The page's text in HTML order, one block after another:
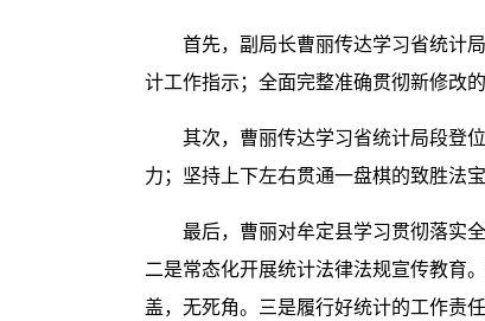
首先，副局长曹丽传达学习省统计
计工作指示；全面完整准确贯彻新修改
其次，曹丽传达学习省统计局段登
力；坚持上下左右贯通一盘棋的致胜法
最后，曹丽对牟定县学习贯彻落实
二是常态化开展统计法律法规宣传教育
盖，无死角。三是履行好统计的工作责